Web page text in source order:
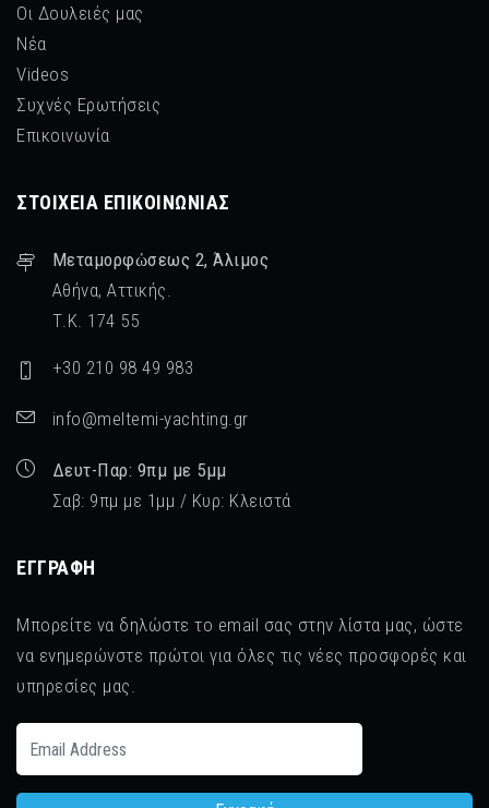
Οι Δουλειές μας
Νέα
Videos
Συχνές Ερωτήσεις
Επικοινωνία
ΣΤΟΙΧΕΊΑ ΕΠΙΚΟΙΝΩΝΊΑΣ
Μεταμορφὠσεως 2, Άλιμος
Αθήνα, Αττικής.
Τ.Κ. 174 55
+30 210 98 49 983
info@meltemi-yachting.gr
Δευτ-Παρ: 9πμ με 5μμ
Σαβ: 9πμ με 1μμ / Κυρ: Κλειστά
ΕΓΓΡΑΦΉ
Μπορείτε να δηλώστε το email σας στην λίστα μας, ώστε
να ενημερώνστε πρώτοι για όλες τις νέες προσφορές και
υπηρεσίες μας.